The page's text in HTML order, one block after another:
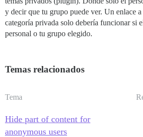
y decir que tu grupo puede ver. Un enlace
categoría privada solo debería funcionar si
personal o tu grupo elegido.
Temas relacionados
Tema
Hide part of content for
anonymous users